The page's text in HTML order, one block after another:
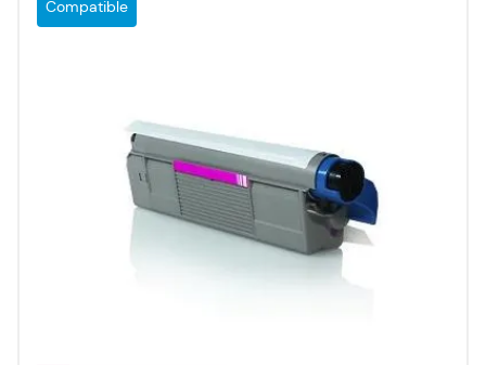
Compatible